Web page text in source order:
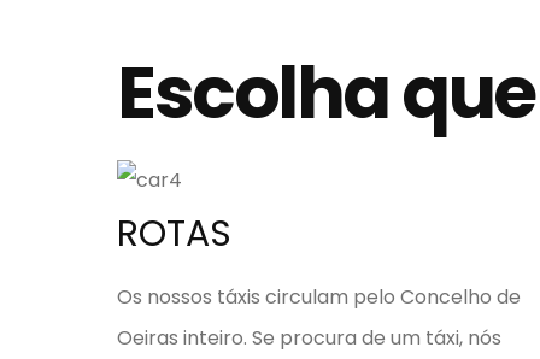
Escolha
ROTAS
Os nossos táxis circulam pelo Concelho de
Oeiras inteiro. Se procura de um táxi, nós